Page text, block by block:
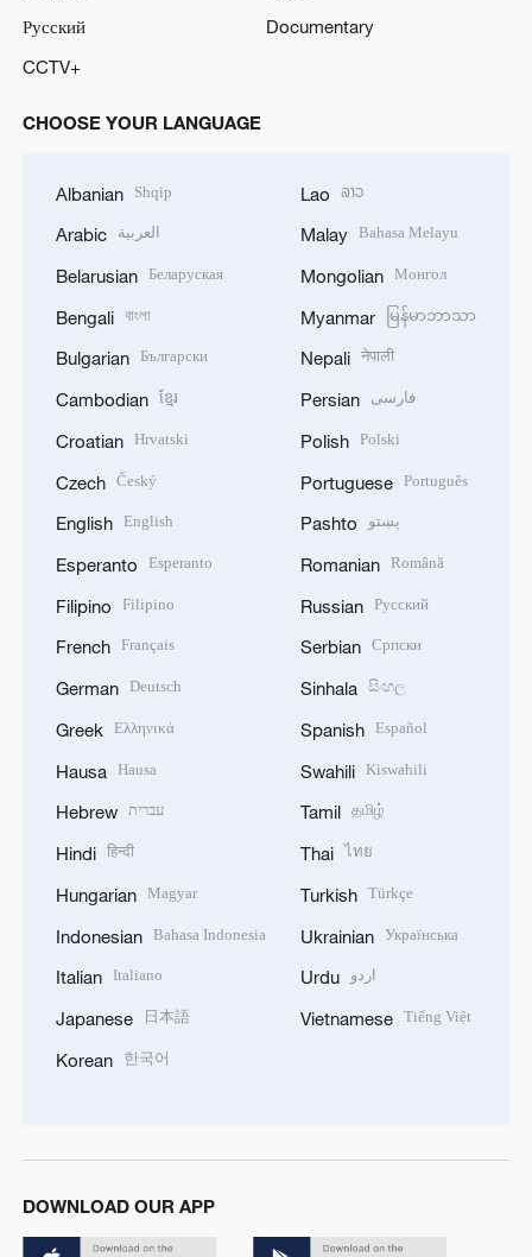
Русский
Documentary
CCTV+
CHOOSE YOUR LANGUAGE
Albanian Shqip
Arabic العربية
Belarusian Беларуская
Bengali বাংলা
Bulgarian Български
Cambodian ខ្មែរ
Croatian Hrvatski
Czech Český
English English
Esperanto Esperanto
Filipino Filipino
French Français
German Deutsch
Greek Ελληνικά
Hausa Hausa
Hebrew עברית
Hindi हिन्दी
Hungarian Magyar
Indonesian Bahasa Indonesia
Italian Italiano
Japanese 日本語
Korean 한국어
Lao ລາວ
Malay Bahasa Melayu
Mongolian Монгол
Myanmar မြန်မာဘာသာ
Nepali नेपाली
Persian فارسی
Polish Polski
Portuguese Português
Pashto پښتو
Romanian Română
Russian Русский
Serbian Српски
Sinhala සිංහල
Spanish Español
Swahili Kiswahili
Tamil தமிழ்
Thai ไทย
Turkish Türkçe
Ukrainian Українська
Urdu اردو
Vietnamese Tiếng Việt
DOWNLOAD OUR APP